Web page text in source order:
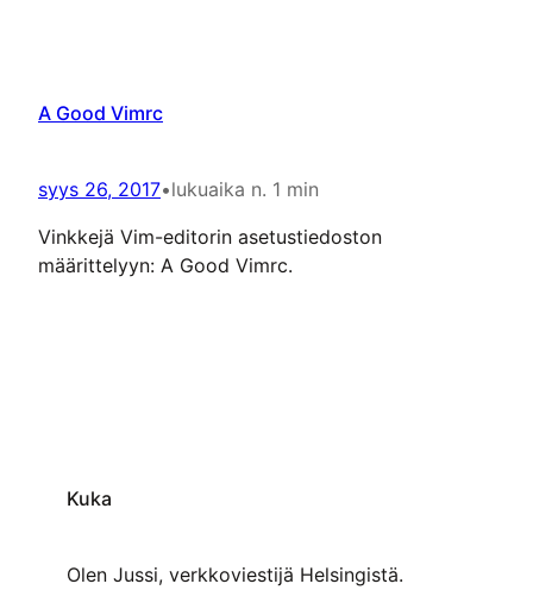
A Good Vimrc
syys 26, 2017•lukuaika n. 1 min
Vinkkejä Vim-editorin asetustiedoston
määrittelyyn: A Good Vimrc.
Kuka
Olen Jussi, verkkoviestijä Helsingistä.